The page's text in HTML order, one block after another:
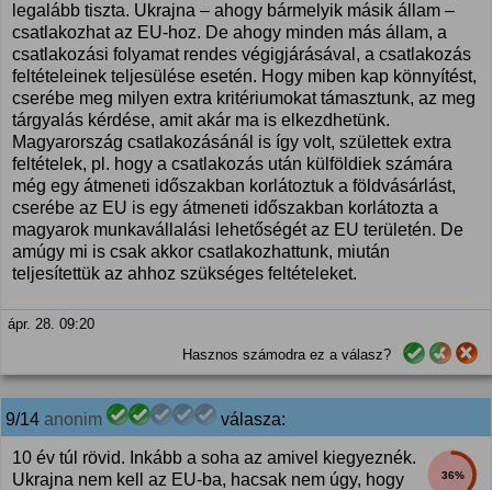
legalább tiszta. Ukrajna – ahogy bármelyik másik állam –
csatlakozhat az EU-hoz. De ahogy minden más állam, a
csatlakozási folyamat rendes végigjárásával, a csatlakozás
feltételeinek teljesülése esetén. Hogy miben kap könnyítést,
cserébe meg milyen extra kritériumokat támasztunk, az meg
tárgyalás kérdése, amit akár ma is elkezdhetünk.
Magyarország csatlakozásánál is így volt, születtek extra
feltételek, pl. hogy a csatlakozás után külföldiek számára
még egy átmeneti időszakban korlátoztuk a földvásárlást,
cserébe az EU is egy átmeneti időszakban korlátozta a
magyarok munkavállalási lehetőségét az EU területén. De
amúgy mi is csak akkor csatlakozhattunk, miután
teljesítettük az ahhoz szükséges feltételeket.
ápr. 28. 09:20
Hasznos számodra ez a válasz?
9/14 anonim válasza:
36%
10 év túl rövid. Inkább a soha az amivel kiegyeznék.
Ukrajna nem kell az EU-ba, hacsak nem úgy, hogy